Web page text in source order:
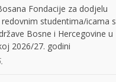
Fondacije za dodjelu
studentima/icama s
Bosne i Hercegovine u
2026/27. godini